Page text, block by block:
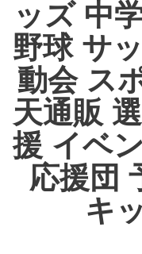
ッズ 中
野球 サ
動会 ス
天通販
援 イベ
応援団
キ